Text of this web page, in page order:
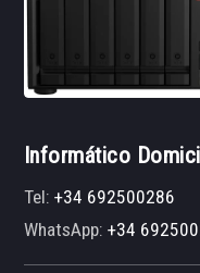
Informático
Tel:+34 692500286
WhatsApp:+34